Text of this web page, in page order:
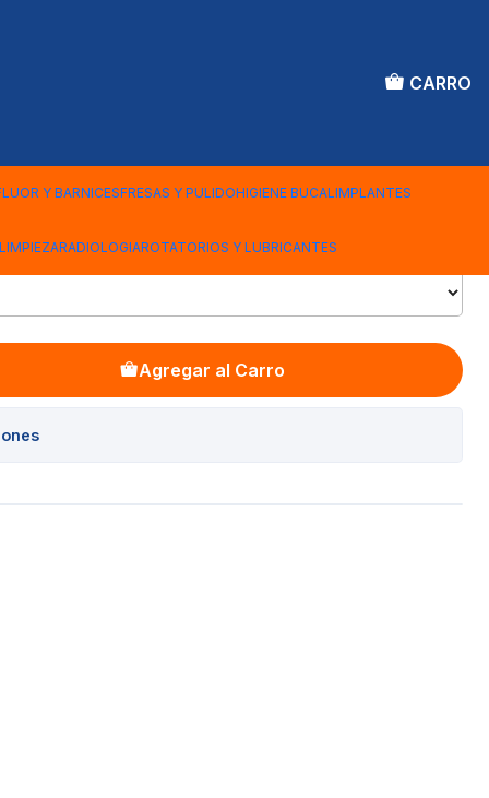
CARRO
Y BARNICESFRESAS Y PULIDOHIGIENE BUCALIMPLANTES
RADIOLOGIAROTATORIOS Y LUBRICANTES
Agregar al Carro